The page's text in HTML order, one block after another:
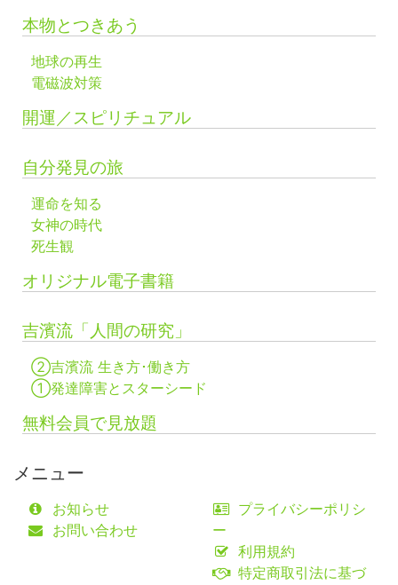
本物とつきあう
地球の再生
電磁波対策
開運／スピリチュアル
自分発見の旅
運命を知る
女神の時代
死生観
オリジナル電子書籍
吉濱流「人間の研究」
②吉濱流 生き方･働き方
①発達障害とスターシード
無料会員で見放題
メニュー
お知らせ
お問い合わせ
プライバシーポリシ
ー
利用規約
特定商取引法に基づ